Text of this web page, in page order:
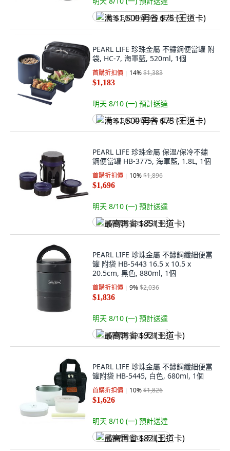
满 $1,500 再省 $75 (王道卡)
PEARL LIFE 珍珠金屬 不鏽鋼便當罐 附
袋, HC-7, 海軍藍, 520ml, 1個
首購折扣價 14%$1,383
$1,183
明天 8/10 (一) 預計送達
满 $1,500 再省 $75 (王道卡)
PEARL LIFE 珍珠金屬 保溫/保冷不鏽
鋼便當罐 HB-3775, 海軍藍, 1.8L, 1個
首購折扣價 10%$1,896
$1,696
明天 8/10 (一) 預計送達
最高再省 $85 (王道卡)
PEARL LIFE 珍珠金屬 不鏽鋼纖細便當
罐 附袋 HB-5443 16.5 x 10.5 x
20.5cm, 黑色, 880ml, 1個
首購折扣價 9%$2,036
$1,836
明天 8/10 (一) 預計送達
最高再省 $92 (王道卡)
PEARL LIFE 珍珠金屬 不鏽鋼纖細便當
罐附袋 HB-5445, 白色, 680ml, 1個
首購折扣價 10%$1,826
$1,626
明天 8/10 (一) 預計送達
最高再省 $82 (王道卡)